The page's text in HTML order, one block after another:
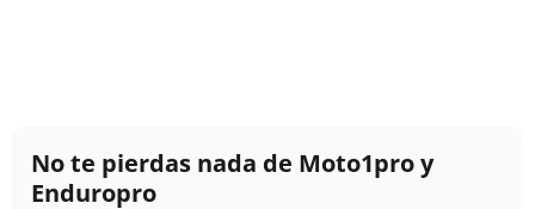
No te pierdas nada de Moto1pro y
Enduropro